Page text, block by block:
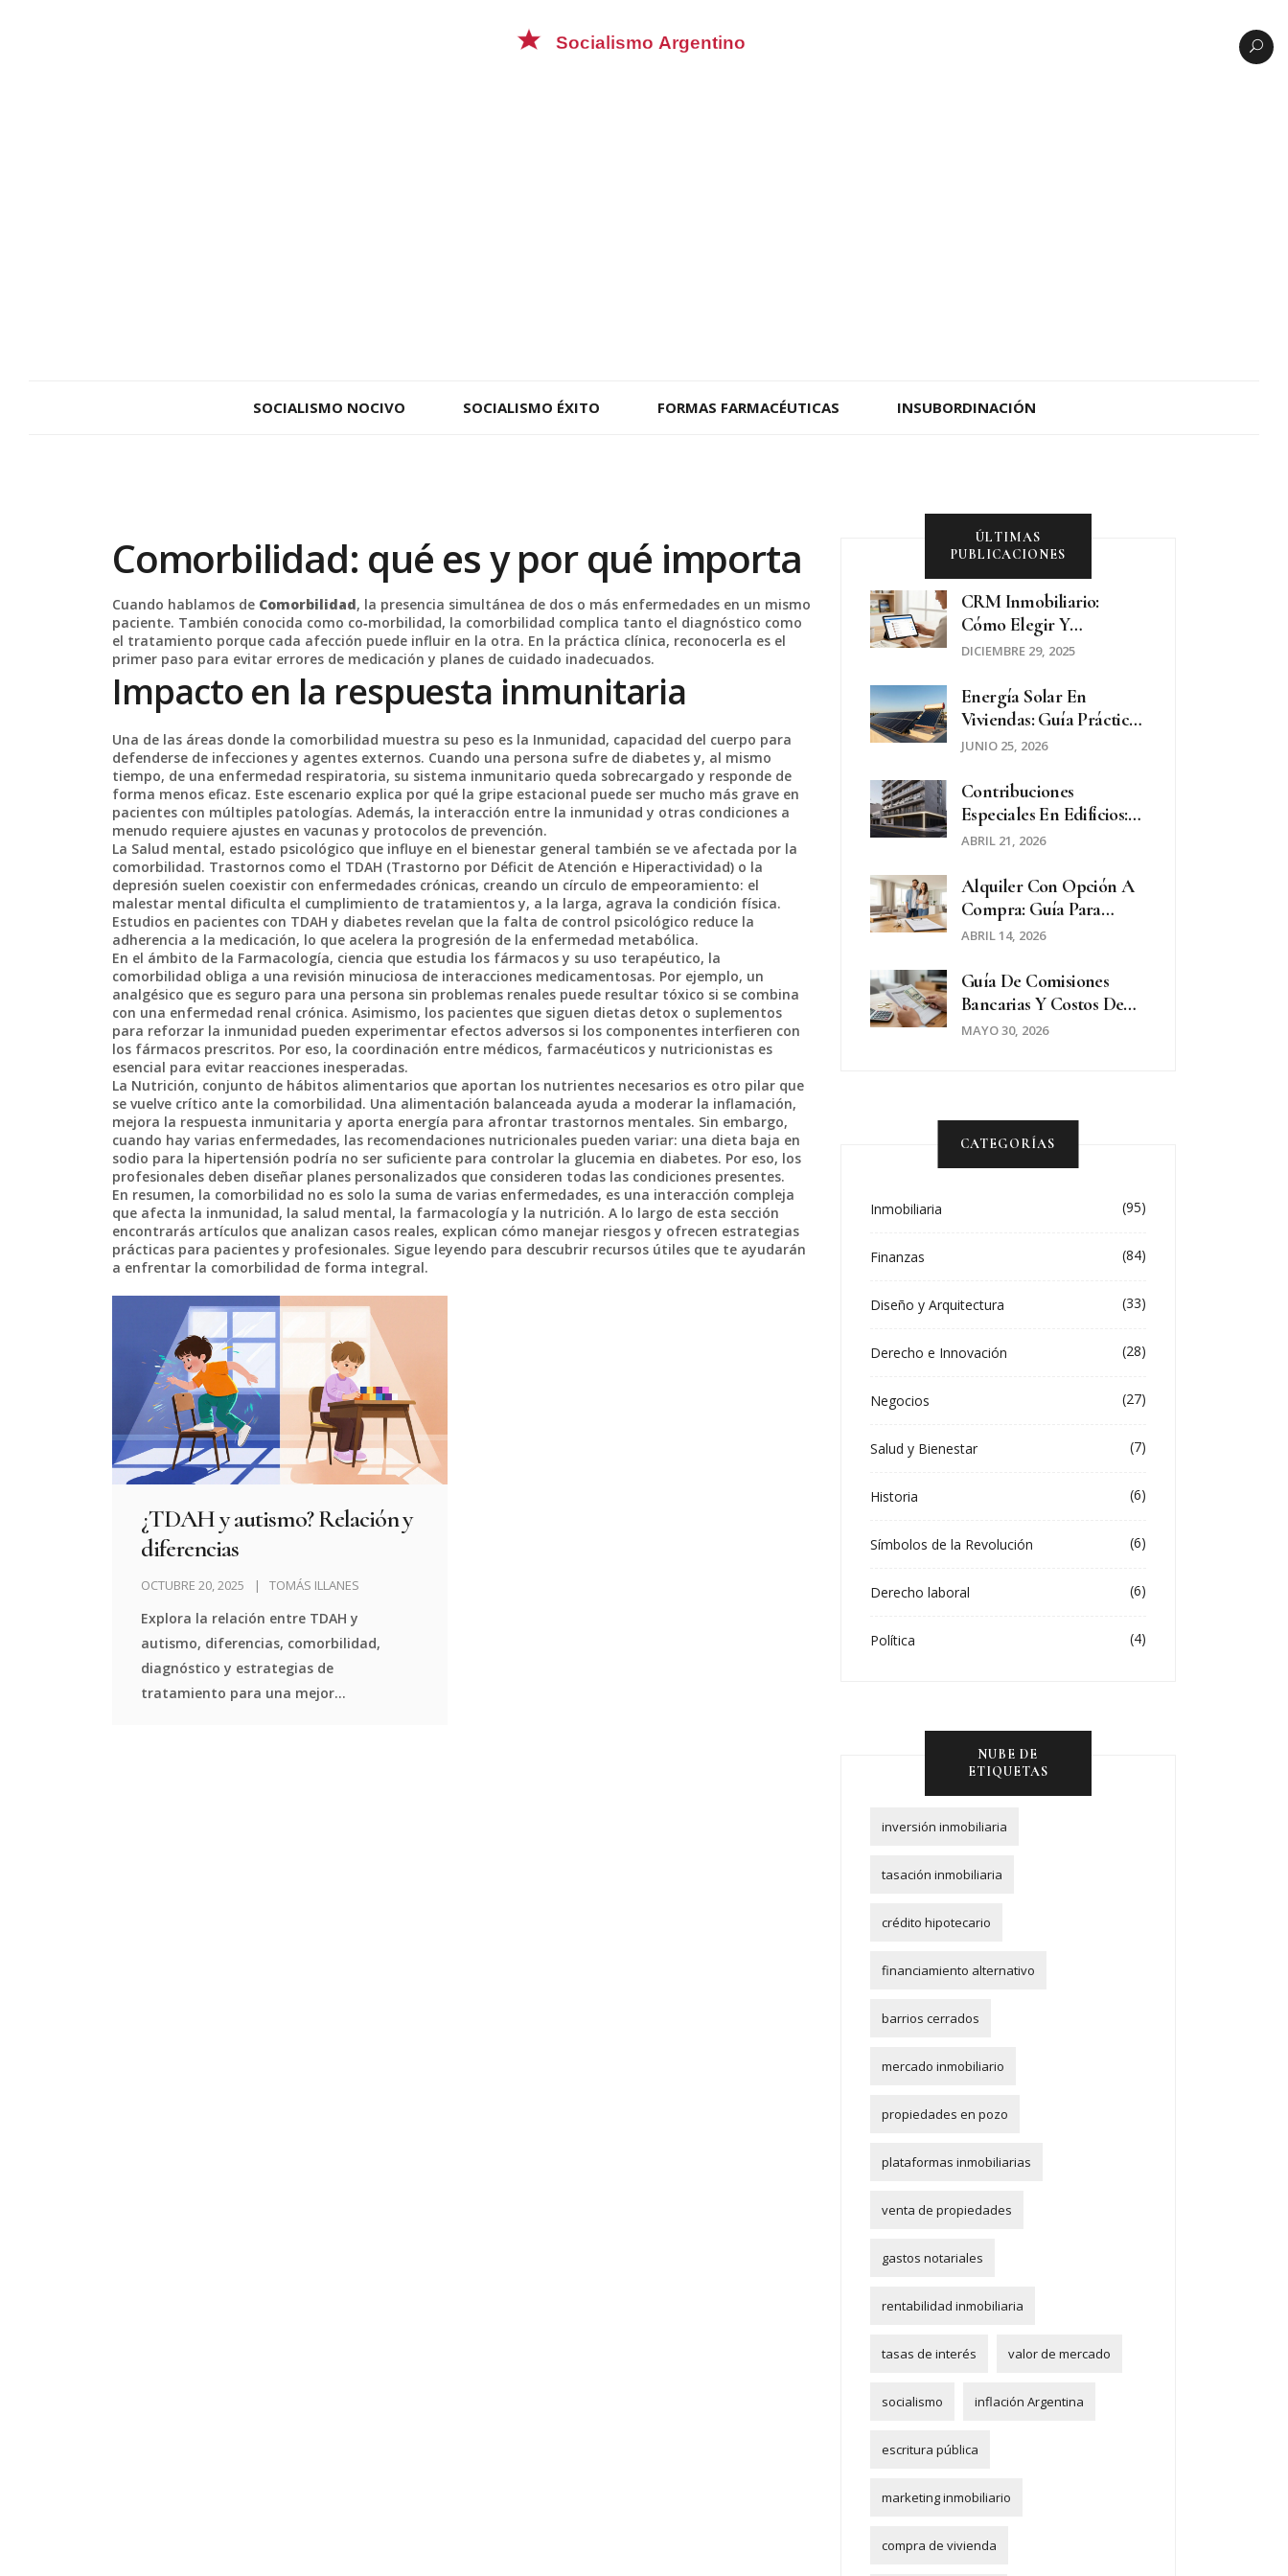
SOCIALISMO NOCIVO SOCIALISMO ÉXITO FORMAS FARMACÉUTICAS INSUBORDINACIÓN
Comorbilidad: qué es y por qué importa
Cuando hablamos de Comorbilidad, la presencia simultánea de dos o más enfermedades en un mismo
paciente. También conocida como co‑morbilidad, la comorbilidad complica tanto el diagnóstico como
el tratamiento porque cada afección puede influir en la otra. En la práctica clínica, reconocerla es el
primer paso para evitar errores de medicación y planes de cuidado inadecuados.
Impacto en la respuesta inmunitaria
Una de las áreas donde la comorbilidad muestra su peso es la Inmunidad, capacidad del cuerpo para
defenderse de infecciones y agentes externos. Cuando una persona sufre de diabetes y, al mismo
tiempo, de una enfermedad respiratoria, su sistema inmunitario queda sobrecargado y responde de
forma menos eficaz. Este escenario explica por qué la gripe estacional puede ser mucho más grave en
pacientes con múltiples patologías. Además, la interacción entre la inmunidad y otras condiciones a
menudo requiere ajustes en vacunas y protocolos de prevención.
La Salud mental, estado psicológico que influye en el bienestar general también se ve afectada por la
comorbilidad. Trastornos como el TDAH (Trastorno por Déficit de Atención e Hiperactividad) o la
depresión suelen coexistir con enfermedades crónicas, creando un círculo de empeoramiento: el
malestar mental dificulta el cumplimiento de tratamientos y, a la larga, agrava la condición física.
Estudios en pacientes con TDAH y diabetes revelan que la falta de control psicológico reduce la
adherencia a la medicación, lo que acelera la progresión de la enfermedad metabólica.
En el ámbito de la Farmacología, ciencia que estudia los fármacos y su uso terapéutico, la
comorbilidad obliga a una revisión minuciosa de interacciones medicamentosas. Por ejemplo, un
analgésico que es seguro para una persona sin problemas renales puede resultar tóxico si se combina
con una enfermedad renal crónica. Asimismo, los pacientes que siguen dietas detox o suplementos
para reforzar la inmunidad pueden experimentar efectos adversos si los componentes interfieren con
los fármacos prescritos. Por eso, la coordinación entre médicos, farmacéuticos y nutricionistas es
esencial para evitar reacciones inesperadas.
La Nutrición, conjunto de hábitos alimentarios que aportan los nutrientes necesarios es otro pilar que
se vuelve crítico ante la comorbilidad. Una alimentación balanceada ayuda a moderar la inflamación,
mejora la respuesta inmunitaria y aporta energía para afrontar trastornos mentales. Sin embargo,
cuando hay varias enfermedades, las recomendaciones nutricionales pueden variar: una dieta baja en
sodio para la hipertensión podría no ser suficiente para controlar la glucemia en diabetes. Por eso, los
profesionales deben diseñar planes personalizados que consideren todas las condiciones presentes.
En resumen, la comorbilidad no es solo la suma de varias enfermedades, es una interacción compleja
que afecta la inmunidad, la salud mental, la farmacología y la nutrición. A lo largo de esta sección
encontrarás artículos que analizan casos reales, explican cómo manejar riesgos y ofrecen estrategias
prácticas para pacientes y profesionales. Sigue leyendo para descubrir recursos útiles que te ayudarán
a enfrentar la comorbilidad de forma integral.
¿TDAH y autismo? Relación y
diferencias
OCTUBRE 20, 2025 TOMÁS ILLANES
Explora la relación entre TDAH y
autismo, diferencias, comorbilidad,
diagnóstico y estrategias de
tratamiento para una mejor
ÚLTIMAS
PUBLICACIONES
CRM Inmobiliario:
Cómo Elegir Y
Aprovechar Sus
Más Y Mejor
DICIEMBRE 29, 2025
Energía Solar En
Viviendas: Guía Práctica
De Paneles Fotovoltaicos
JUNIO 25, 2026
Contribuciones
Especiales En Edificios:
Guía Completa Sobre
Pagan
ABRIL 21, 2026
Alquiler Con Opción A
Compra: Guía Para
Redactar Un Contrato
ABRIL 14, 2026
Guía De Comisiones
Bancarias Y Costos De
Transferencias
MAYO 30, 2026
CATEGORÍAS
Inmobiliaria (95)
Finanzas (84)
Diseño y Arquitectura (33)
Derecho e Innovación (28)
Negocios (27)
Salud y Bienestar (7)
Historia (6)
Símbolos de la Revolución (6)
Derecho laboral (6)
Política (4)
NUBE DE
ETIQUETAS
inversión inmobiliaria
tasación inmobiliaria
crédito hipotecario
financiamiento alternativo
barrios cerrados
mercado inmobiliario
propiedades en pozo
plataformas inmobiliarias
venta de propiedades
gastos notariales
rentabilidad inmobiliaria
tasas de interés valor de mercado
socialismo inflación Argentina
escritura pública
marketing inmobiliario
compra de vivienda